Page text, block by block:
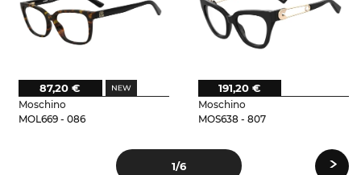
Moschino
MOL669 - 086
87,20 €
Moschino
MOS638 - 807
191,20 €
1/6 ›